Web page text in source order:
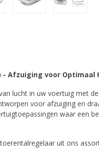
- Afzuiging voor Optimaal
lucht in uw voertuig met
voor afzuiging en
waar een
uit ons